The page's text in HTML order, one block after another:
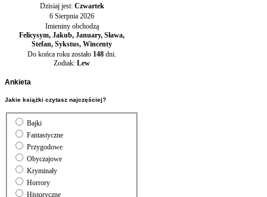
Dzisiaj jest: Czwartek
6 Sierpnia 2026
Imieniny obchodzą
Felicysym, Jakub, January, Sława,
Stefan, Sykstus, Wincenty
Do końca roku zostało 148 dni.
Zodiak: Lew
Ankieta
Jakie książki czytasz najczęściej?
Bajki
Fantastyczne
Przygodowe
Obyczajowe
Kryminały
Horrory
Historyczne